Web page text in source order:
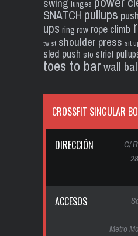
lunges
SNATCH pullups
ups ring row rope climb
twist shoulder press sit
sled push sto strict
toes to barwall
CROSSFIT SINGULAR
DIRECCIÓN
C/
ACCESOS
Metro